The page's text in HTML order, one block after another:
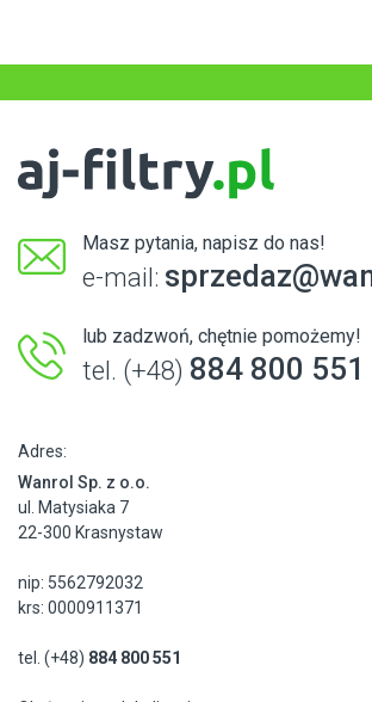
Masz pytania, napisz do nas!
e-mail:
lub zadzwoń, chętnie pomożemy!
tel. (+48) 884 800 551
Adres:
Wanrol Sp. z o.o.
ul. Matysiaka 7
22-300 Krasnystaw
nip: 5562792032
krs: 0000911371
tel. (+48) 884 800 551